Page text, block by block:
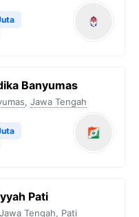
Banyumas
, Jawa Tengah
Pati
Jawa Tengah, Pati